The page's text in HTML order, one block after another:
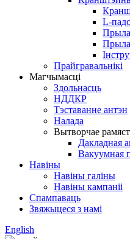
L-
Прайгравальнікі
Магчымасці
Здольнасць
НДДКР
Тэставанне антэн
Налада
Вытворчае
Дакладная
Вакуумная
Навіны
Навіны галіны
Навіны кампаніі
Спампаваць
Звяжыцеся з намі
English